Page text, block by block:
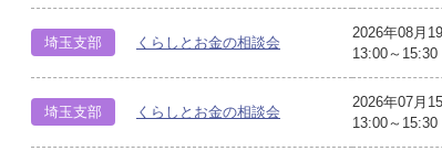
埼玉支部 くらしとお金の相談会
2026年08月
13:00～15:30
埼玉支部 くらしとお金の相談会
2026年07月
13:00～15:30